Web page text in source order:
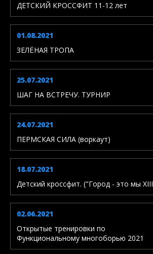
ДЕТСКИЙ КРОССФИТ 11-12 лет
01.08.2021
ЗЕЛЁНАЯ ТРОПА
25.07.2021
ШАГ НА ВСТРЕЧУ. ТУРНИР
24.07.2021
ПЕРМСКАЯ СИЛА (воркаут)
18.07.2021
Детский кроссфит. ("Город - это мы
02.06.2021
Открытые тренировки по
Функциональному многоборью 2021